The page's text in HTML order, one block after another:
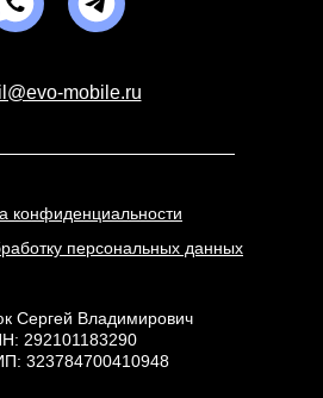
Сергей Владимирович
292101183290
323784700410948
конфиденциальности
персональных данных
mobile.ru